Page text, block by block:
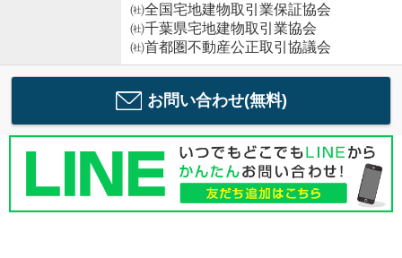
㈳全国宅地建物取引業保証協会
㈳千葉県宅地建物取引業協会
㈳首都圏不動産公正取引協議会
お問い合わせ(無料)